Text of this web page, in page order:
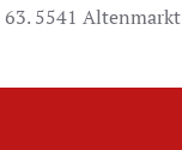
5541 Altenmarkt